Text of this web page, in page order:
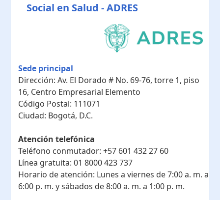
Social en Salud - ADRES
Sede principal
Dirección: Av. El Dorado # No. 69-76, torre 1, piso
16, Centro Empresarial Elemento
Código Postal: 111071
Ciudad: Bogotá, D.C.
Atención telefónica
Teléfono conmutador: +57 601 432 27 60
Línea gratuita: 01 8000 423 737
Horario de atención: Lunes a viernes de 7:00 a. m. a
6:00 p. m. y sábados de 8:00 a. m. a 1:00 p. m.